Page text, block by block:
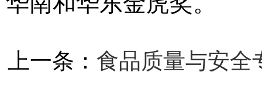
上一条： 食品质量与安全